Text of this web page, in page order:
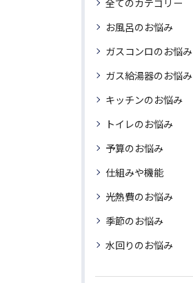
お風呂のお悩み
ガスコンロのお悩み
ガス給湯器のお悩み
キッチンのお悩み
トイレのお悩み
予算のお悩み
仕組みや機能
光熱費のお悩み
季節のお悩み
水回りのお悩み